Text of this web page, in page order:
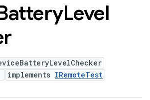
Level
implements IRemoteTest